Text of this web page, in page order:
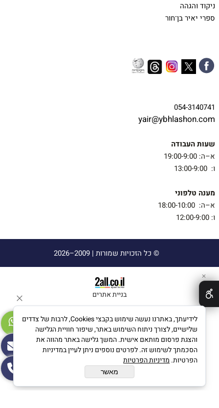
ניקוד והגהה
ספרי יאיר בן־חור
054-3140741
yair@ybhlashon.com
שעות העבודה
א–ה: 19:00-9:00
ו: 13:00-9:00
מענה טלפוני
א–ה: 18:00-10:00
ו: 12:00-9:00
© כל הזכויות שמורות |
בניית אתרים
✕
לידיעתך, באתרנו נעשה שימוש בקבצי Cookies, לרבות של צדדים
שלישיים, לצורך ניתוח השימוש באתר, שיפור חוויית הגלישה
והצגת פרסום מותאם אישית. המשך גלישה באתר מהווה את
הסכמתך לשימוש זה. לפרטים נוספים ניתן לעיין במדיניות
הפרטיות. מדיניות הפרטיות
מאשר